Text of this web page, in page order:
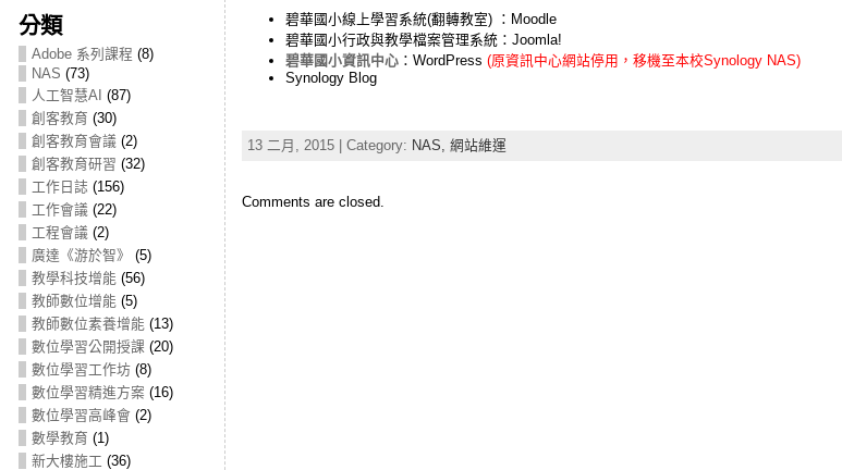
分類
Adobe 系列課程 (8)
NAS (73)
人工智慧AI (87)
創客教育 (30)
創客教育會議 (2)
創客教育研習 (32)
工作日誌 (156)
工作會議 (22)
工程會議 (2)
廣達《游於智》
(5)
教學科技增能(56)
教師數位增能(5)
教師數位素養增能(13)
數位學習公開授課 (20)
數位學習工作坊(8)
數位學習精進方案 (16)
數位學習高峰會 (2)
數學教育 (1)
新大樓施工 (36)
碧華國小線上學習系統(翻轉教室) ：Moodle
碧華國小行政與教學檔案管理系統：Joomla!
碧華國小資訊中心：WordPress (原資訊中心網站停用，移機至本校Synology NAS)
Synology Blog
13 二月, 2015 | Category: NAS, 網站維運
Comments are closed.